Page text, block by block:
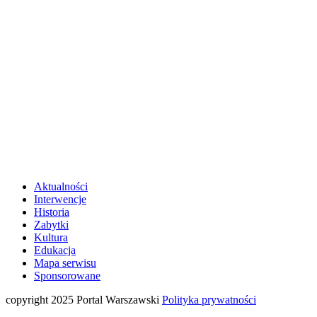
Aktualności
Interwencje
Historia
Zabytki
Kultura
Edukacja
Mapa serwisu
Sponsorowane
copyright 2025 Portal Warszawski Polityka prywatności